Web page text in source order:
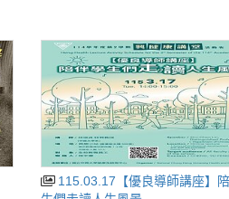
115.03.17【優良導師講座】陪伴學